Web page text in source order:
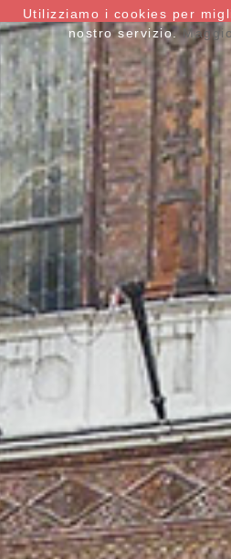
Utilizziamo i cookies per
nostro servizio.